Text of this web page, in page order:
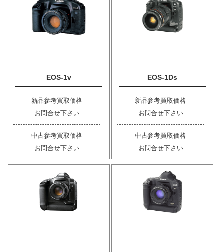
EOS-1v
新品参考買取価格
お問合せ下さい
中古参考買取価格
お問合せ下さい
EOS-1Ds
新品参考買取価格
お問合せ下さい
中古参考買取価格
お問合せ下さい